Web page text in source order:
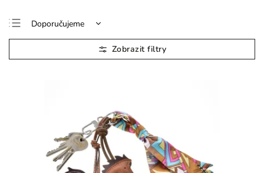
Doporučujeme
Nejlevnější
Nejdražší